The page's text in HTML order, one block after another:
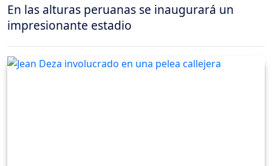
En las alturas peruanas se inaugurará un
impresionante estadio